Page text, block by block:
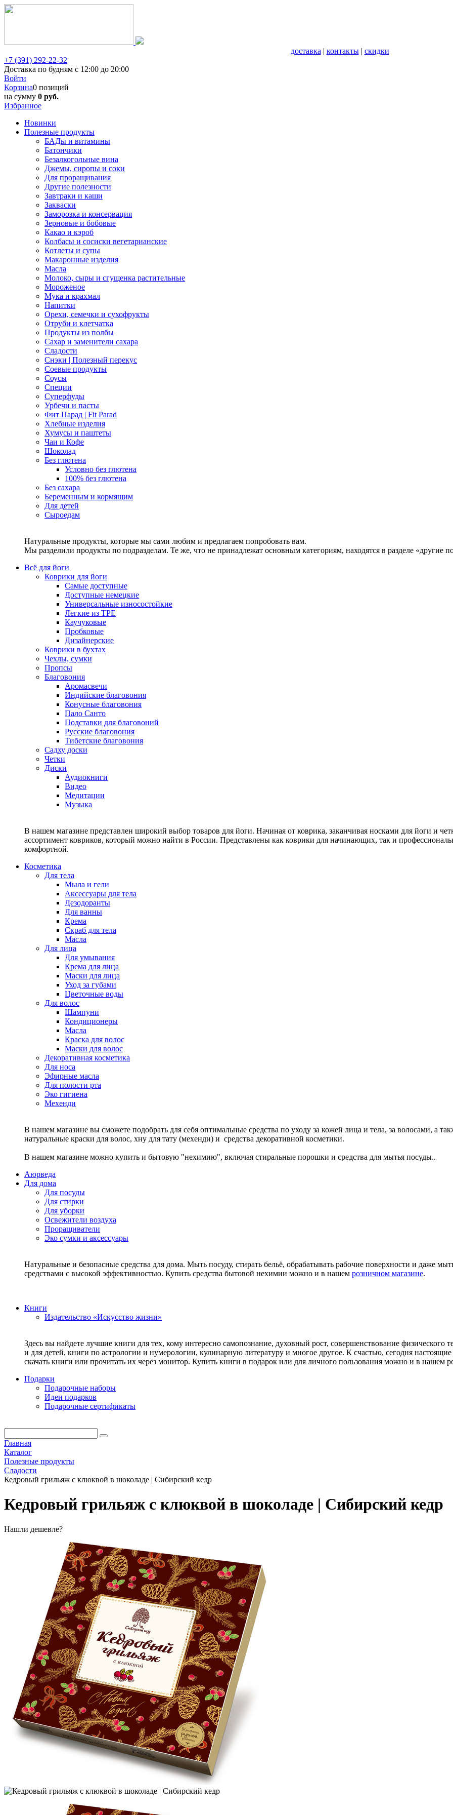
доставка | контакты| скидки
+7 (391) 292-22-32
Доставка по будням с 12:00 до 20:00
Войти
Корзина0 позиций
на сумму 0 руб.
Избранное
Новинки
Полезные продукты
БАДы и витамины
Батончики
Безалкогольные вина
Джемы, сиропы и соки
Для проращивания
Другие полезности
Завтраки и каши
Закваски
Заморозка и консервация
Зерновые и бобовые
Какао и кэроб
Колбасы и сосиски вегетарианские
Котлеты и супы
Макаронные изделия
Масла
Молоко, сыры и сгущенка растительные
Мороженое
Мука и крахмал
Напитки
Орехи, семечки и сухофрукты
Отруби и клетчатка
Продукты из полбы
Сахар и заменители сахара
Сладости
Снэки | Полезный перекус
Соевые продукты
Соусы
Специи
Суперфуды
Урбечи и пасты
Фит Парад | Fit Parad
Хлебные изделия
Хумусы и паштеты
Чаи и Кофе
Шоколад
Без глютена
Условно без глютена
100% без глютена
Без сахара
Беременным и кормящим
Для детей
Сыроедам
Натуральные продукты, которые мы сами любим и предлагаем попробовать вам.
Мы разделили продукты по подразделам. Те же, что не принадлежат основным категориям, находятся в разделе «другие
Всё для йоги
Коврики для йоги
Самые доступные
Доступные немецкие
Универсальные износостойкие
Легкие из TPE
Каучуковые
Пробковые
Дизайнерские
Коврики в бухтах
Чехлы, сумки
Пропсы
Благовония
Аромасвечи
Индийские благовония
Конусные благовония
Пало Санто
Подставки для благовоний
Русские благовония
Тибетские благовония
Садху доски
Четки
Диски
Аудиокниги
Видео
Медитации
Музыка
В нашем магазине представлен широкий выбор товаров для йоги. Начиная от коврика, заканчивая носками для йоги и
ассортимент ковриков, который можно найти в России. Представлены как коврики для начинающих, так и
комфортной.
Косметика
Для тела
Мыла и гели
Аксессуары для тела
Дезодоранты
Для ванны
Крема
Скраб для тела
Масла
Для лица
Для умывания
Крема для лица
Маски для лица
Уход за губами
Цветочные воды
Для волос
Шампуни
Кондиционеры
Масла
Краска для волос
Маски для волос
Декоративная косметика
Для носа
Эфирные масла
Для полости рта
Эко гигиена
Мехенди
В нашем магазине вы сможете подобрать для себя оптимальные средства по уходу за кожей лица и тела, за волосами, а
натуральные краски для волос, хну для тату (мехенди) и средства декоративной косметики.
В нашем магазине можно купить и бытовую "нехимию", включая стиральные порошки и средства для мытья посуды..
Аюрведа
Для дома
Для посуды
Для стирки
Для уборки
Освежители воздуха
Проращиватели
Эко сумки и аксессуары
Натуральные и безопасные средства для дома. Мыть посуду, стирать бельё, обрабатывать рабочие поверхности и даже
средствами с высокой эффективностью. Купить средства бытовой нехимии можно и в нашем розничном магазине.
Книги
Издательство «Искусство жизни»
Здесь вы найдете лучшие книги для тех, кому интересно самопознание, духовный рост, совершенствование физического
и для детей, книги по астрологии и нумерологии, кулинарную литературу и многое другое. К счастью, сегодня
скачать книги или прочитать их через монитор. Купить книги в подарок или для личного пользования можно и в нашем
Подарки
Подарочные наборы
Идеи подарков
Подарочные сертификаты
Главная
Каталог
Полезные продукты
Сладости
Кедровый грильяж с клюквой в шоколаде | Сибирский кедр
Кедровый грильяж с клюквой в шоколаде | Сибирский кедр
Нашли дешевле?